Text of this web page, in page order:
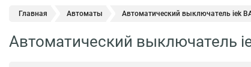
Главная Автоматы Автоматический выключатель iek
Автоматический выключатель